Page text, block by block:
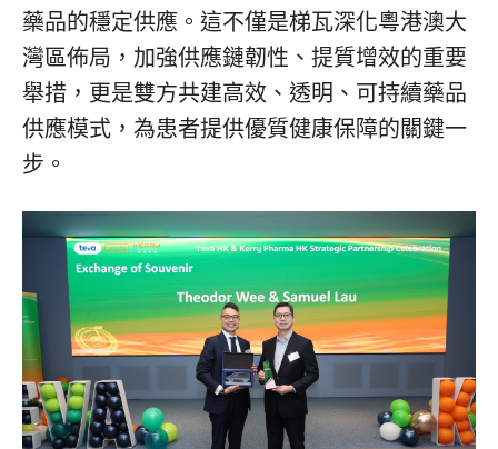
藥品的穩定供應。這不僅是梯瓦深化粵港澳大
灣區佈局，加強供應鏈韌性、提質增效的重要
舉措，更是雙方共建高效、透明、可持續藥品
供應模式，為患者提供優質健康保障的關鍵一
步。